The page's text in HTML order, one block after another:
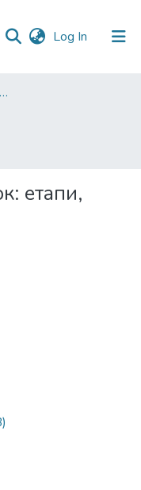
Log In (current)
Навчально-науковий інститут економіки, управління, права та інформаційних технологій
етапи,